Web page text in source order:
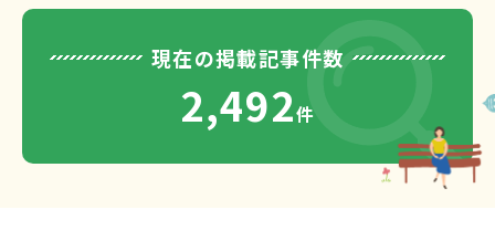
現在の掲載記事件数
2,492件